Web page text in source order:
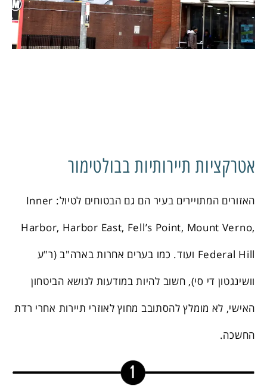
אטרקציות תיירותיות בבולטימור
האזורים המתויירים בעיר הם גם הבטוחים לטיול: Inner
Harbor, Harbor East, Fell’s Point, Mount Verno,
Federal Hill ועוד. כמו בערים אחרות בארה"ב (ר"ע
וושינגטון די סי), חשוב להיות במודעות לנושא הביטחון
האישי, לא מומלץ להסתובב מחוץ לאוזרי תיירות אחרי רדת
החשכה.